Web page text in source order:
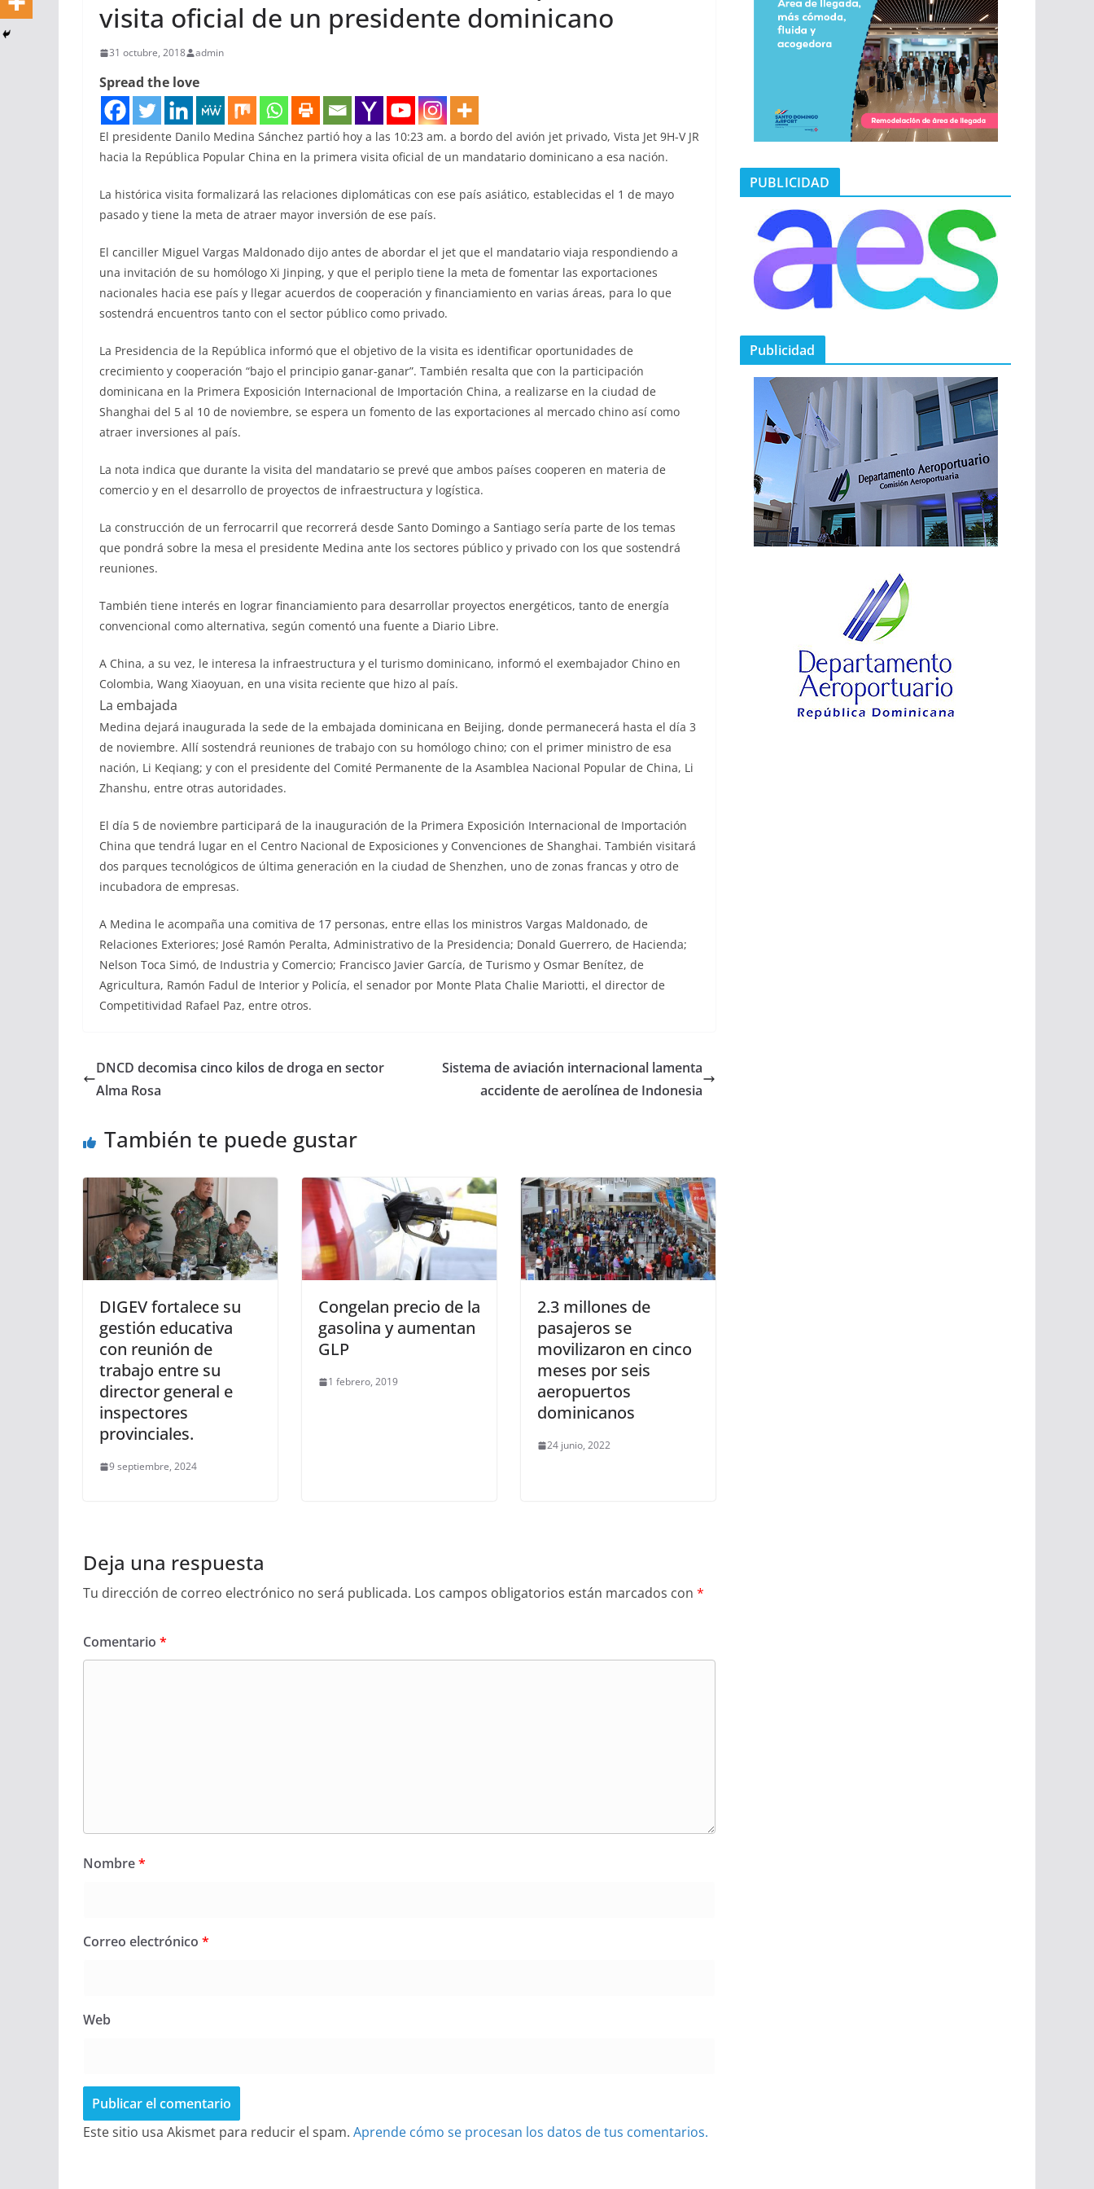
visita oficial de un presidente dominicano
31 octubre, 2018 admin
Spread the love
El presidente Danilo Medina Sánchez partió hoy a las 10:23 am. a bordo del avión jet privado, Vista Jet 9H-V JR
hacia la República Popular China en la primera visita oficial de un mandatario dominicano a esa nación.
La histórica visita formalizará las relaciones diplomáticas con ese país asiático, establecidas el 1 de mayo
pasado y tiene la meta de atraer mayor inversión de ese país.
El canciller Miguel Vargas Maldonado dijo antes de abordar el jet que el mandatario viaja respondiendo a
una invitación de su homólogo Xi Jinping, y que el periplo tiene la meta de fomentar las exportaciones
nacionales hacia ese país y llegar acuerdos de cooperación y financiamiento en varias áreas, para lo que
sostendrá encuentros tanto con el sector público como privado.
La Presidencia de la República informó que el objetivo de la visita es identificar oportunidades de
crecimiento y cooperación “bajo el principio ganar-ganar”. También resalta que con la participación
dominicana en la Primera Exposición Internacional de Importación China, a realizarse en la ciudad de
Shanghai del 5 al 10 de noviembre, se espera un fomento de las exportaciones al mercado chino así como
atraer inversiones al país.
La nota indica que durante la visita del mandatario se prevé que ambos países cooperen en materia de
comercio y en el desarrollo de proyectos de infraestructura y logística.
La construcción de un ferrocarril que recorrerá desde Santo Domingo a Santiago sería parte de los temas
que pondrá sobre la mesa el presidente Medina ante los sectores público y privado con los que sostendrá
reuniones.
También tiene interés en lograr financiamiento para desarrollar proyectos energéticos, tanto de energía
convencional como alternativa, según comentó una fuente a Diario Libre.
A China, a su vez, le interesa la infraestructura y el turismo dominicano, informó el exembajador Chino en
Colombia, Wang Xiaoyuan, en una visita reciente que hizo al país.
La embajada
Medina dejará inaugurada la sede de la embajada dominicana en Beijing, donde permanecerá hasta el día 3
de noviembre. Allí sostendrá reuniones de trabajo con su homólogo chino; con el primer ministro de esa
nación, Li Keqiang; y con el presidente del Comité Permanente de la Asamblea Nacional Popular de China, Li
Zhanshu, entre otras autoridades.
El día 5 de noviembre participará de la inauguración de la Primera Exposición Internacional de Importación
China que tendrá lugar en el Centro Nacional de Exposiciones y Convenciones de Shanghai. También visitará
dos parques tecnológicos de última generación en la ciudad de Shenzhen, uno de zonas francas y otro de
incubadora de empresas.
A Medina le acompaña una comitiva de 17 personas, entre ellas los ministros Vargas Maldonado, de
Relaciones Exteriores; José Ramón Peralta, Administrativo de la Presidencia; Donald Guerrero, de Hacienda;
Nelson Toca Simó, de Industria y Comercio; Francisco Javier García, de Turismo y Osmar Benítez, de
Agricultura, Ramón Fadul de Interior y Policía, el senador por Monte Plata Chalie Mariotti, el director de
Competitividad Rafael Paz, entre otros.
DNCD decomisa cinco kilos de droga en sector
Alma Rosa
Sistema de aviación internacional lamenta
accidente de aerolínea de Indonesia
También te puede gustar
DIGEV fortalece su
gestión educativa
con reunión de
trabajo entre su
director general e
inspectores
provinciales.
9 septiembre, 2024
Congelan precio de la
gasolina y aumentan
GLP
1 febrero, 2019
2.3 millones de
pasajeros se
movilizaron en cinco
meses por seis
aeropuertos
dominicanos
24 junio, 2022
Deja una respuesta
Tu dirección de correo electrónico no será publicada. Los campos obligatorios están marcados con *
Comentario *
Nombre*
Correo electrónico *
Web
Este sitio usa Akismet para reducir el spam. Aprende cómo se procesan los datos de tus comentarios.
PUBLICIDAD
Publicidad